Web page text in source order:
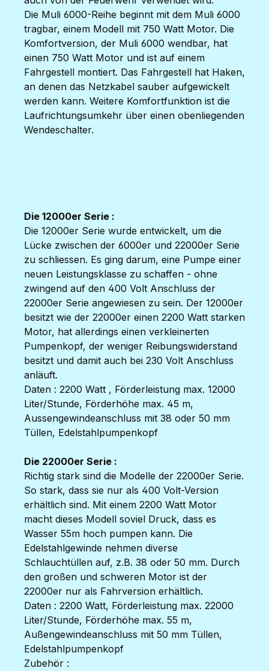
Die Muli 6000-Reihe beginnt mit dem Muli 6000
tragbar, einem Modell mit 750 Watt Motor. Die
Komfortversion, der Muli 6000 wendbar, hat
einen 750 Watt Motor und ist auf einem
Fahrgestell montiert. Das Fahrgestell hat Haken,
an denen das Netzkabel sauber aufgewickelt
werden kann. Weitere Komfortfunktion ist die
Laufrichtungsumkehr über einen obenliegenden
Wendeschalter.
Die 12000er Serie :
Die 12000er Serie wurde entwickelt, um die
Lücke zwischen der 6000er und 22000er Serie
zu schliessen. Es ging darum, eine Pumpe einer
neuen Leistungsklasse zu schaffen - ohne
zwingend auf den 400 Volt Anschluss der
22000er Serie angewiesen zu sein. Der 12000er
besitzt wie der 22000er einen 2200 Watt starken
Motor, hat allerdings einen verkleinerten
Pumpenkopf, der weniger Reibungswiderstand
besitzt und damit auch bei 230 Volt Anschluss
anläuft.
Daten : 2200 Watt , Förderleistung max. 12000
Liter/Stunde, Förderhöhe max. 45 m,
Aussengewindeanschluss mit 38 oder 50 mm
Tüllen, Edelstahlpumpenkopf
Die 22000er Serie :
Richtig stark sind die Modelle der 22000er Serie.
So stark, dass sie nur als 400 Volt-Version
erhältlich sind. Mit einem 2200 Watt Motor
macht dieses Modell soviel Druck, dass es
Wasser 55m hoch pumpen kann. Die
Edelstahlgewinde nehmen diverse
Schlauchtüllen auf, z.B. 38 oder 50 mm. Durch
den großen und schweren Motor ist der
22000er nur als Fahrversion erhältlich.
Daten : 2200 Watt, Förderleistung max. 22000
Liter/Stunde, Förderhöhe max. 55 m,
Außengewindeanschluss mit 50 mm Tüllen,
Edelstahlpumpenkopf
Zubehör :